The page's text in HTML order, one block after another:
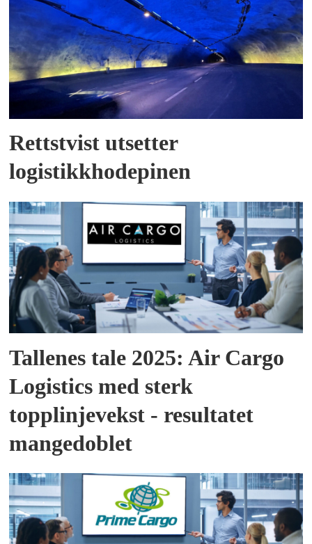
Rettstvist utsetter
logistikkhodepinen
Tallenes tale 2025: Air Cargo
Logistics med sterk
topplinjevekst - resultatet
mangedoblet